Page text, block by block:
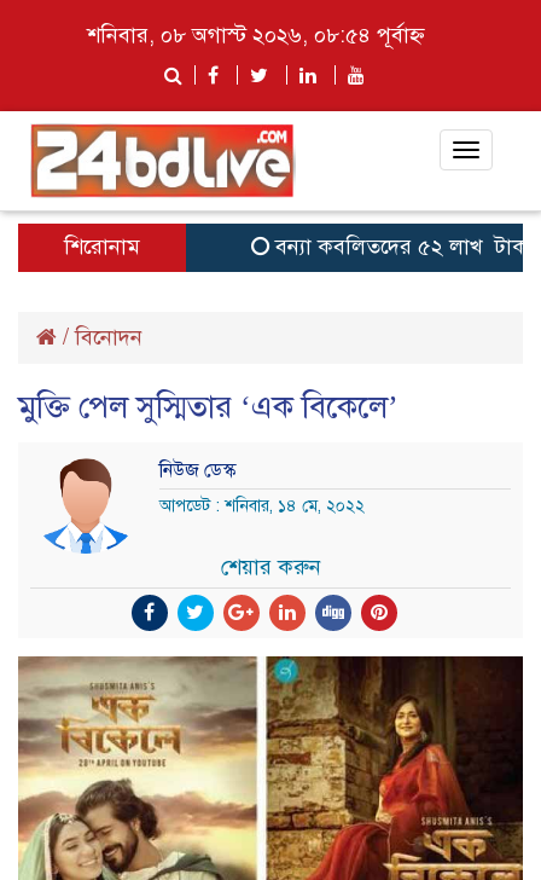
শনিবার, ০৮ অগাস্ট ২০২৬, ০৮:৫৪ পূর্বাহ্ন
Toggle
শিরোনাম বন্যা কব‌লিতদের ৫২ লাখ টাকা
/বিনোদন
মুক্তি পেল সুস্মিতার ‘এক বিকেলে’
নিউজ ডেস্ক
আপডেট : শনিবার, ১৪ মে, ২০২২
শেয়ার করুন